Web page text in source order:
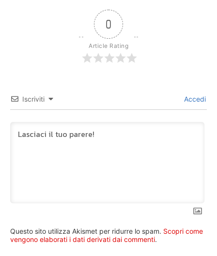
0
Article Rating
Iscriviti Accedi
Questo sito utilizza Akismet per ridurre lo spam. Scopri come
vengono elaborati i dati derivati dai commenti.